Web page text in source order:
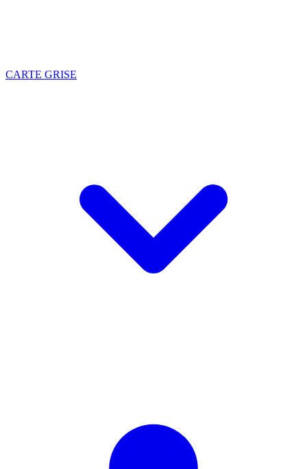
CARTE GRISE